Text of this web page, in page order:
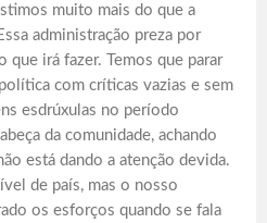
muito mais do que a
administração preza por
irá fazer. Temos que parar
com críticas vazias e sem
esdrúxulas no período
da comunidade, achando
está dando a atenção devida.
de país, mas o nosso
os esforços quando se fala